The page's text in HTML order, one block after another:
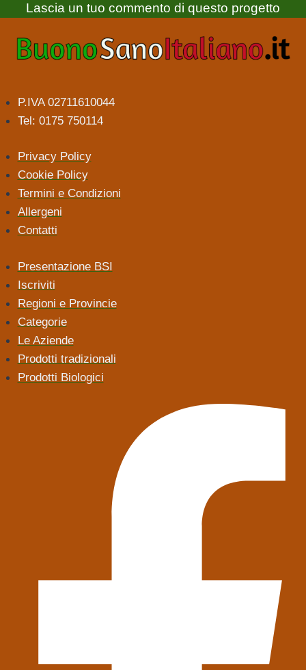
Lascia un tuo commento di questo progetto
P.IVA 02711610044
Tel: 0175 750114
Privacy Policy
Cookie Policy
Termini e Condizioni
Allergeni
Contatti
Presentazione BSI
Iscriviti
Regioni e Provincie
Categorie
Le Aziende
Prodotti tradizionali
Prodotti Biologici